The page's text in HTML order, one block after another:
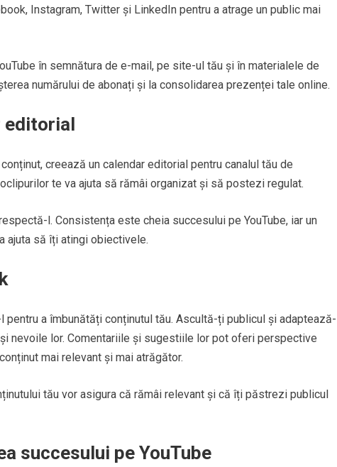
Instagram, Twitter și LinkedIn pentru a atrage un public mai
în semnătura de e-mail, pe site-ul tău și în materialele de
numărului de abonați și la consolidarea prezenței tale online.
editorial
creează un calendar editorial pentru canalul tău de
te va ajuta să rămâi organizat și să postezi regulat.
l. Consistența este cheia succesului pe YouTube, iar un
ajuta să îți atingi obiectivele.
a îmbunătăți conținutul tău. Ascultă-ți publicul și adaptează-
nevoile lor. Comentariile și sugestiile lor pot oferi perspective
mai relevant și mai atrăgător.
tău vor asigura că rămâi relevant și că îți păstrezi publicul
succesului pe YouTube